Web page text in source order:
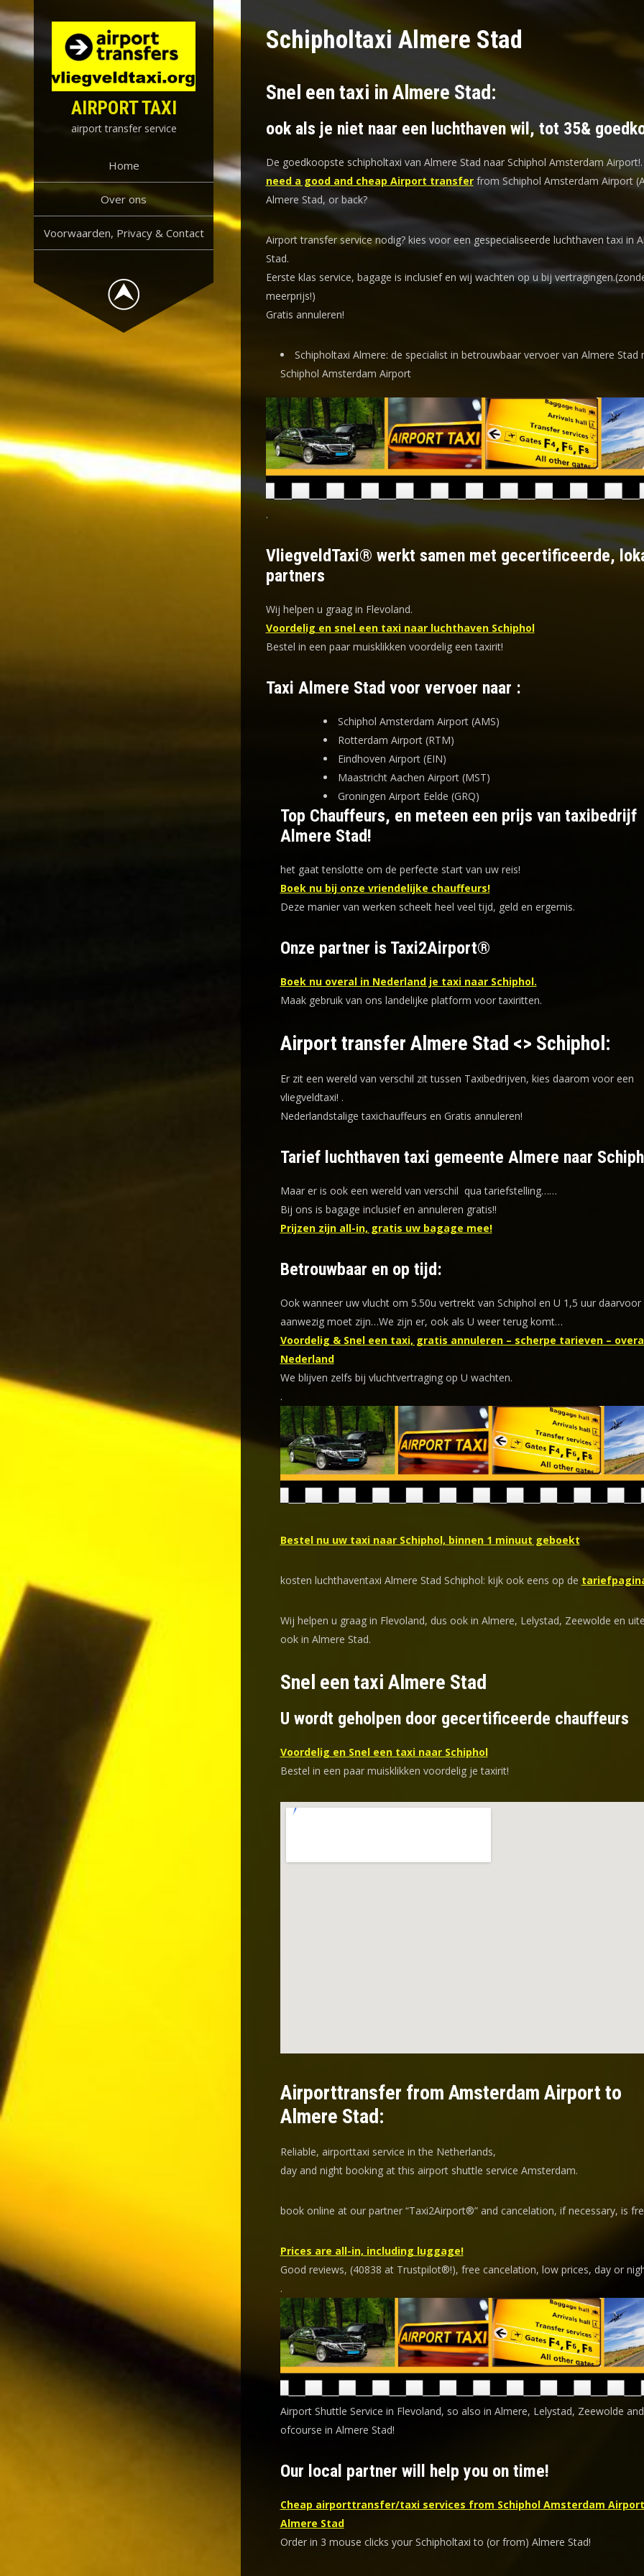
Skip
to
content
AIRPORT TAXI
airport transfer service
Home
Over ons
Voorwaarden, Privacy & Contact
Schipholtaxi Almere Stad
Snel een taxi in Almere Stad:
ook als je niet naar een luchthaven wil, tot 35&
De goedkoopste schipholtaxi van Almere Stad naar Schiphol Amsterdam Airport!.
need a good and cheap Airport transferfrom Schiphol Amsterdam Airport
Almere Stad, or back?
Airport transfer service nodig? kies voor een gespecialiseerde luchthaven taxi in
Stad.
Eerste klas service, bagage is inclusief en wij wachten op u bij
meerprijs!)
Gratis annuleren!
Schipholtaxi Almere: de specialist in betrouwbaar vervoer van Almere Stad
Schiphol Amsterdam Airport
.
VliegveldTaxi® werkt samen met gecertificeerde,
partners
Wij helpen u graag in Flevoland.
Voordelig en snel een taxi naar luchthaven Schiphol
Bestel in een paar muisklikken voordelig een taxirit!
Taxi Almere Stad voor vervoer naar :
Schiphol Amsterdam Airport (AMS)
Rotterdam Airport (RTM)
Eindhoven Airport (EIN)
Maastricht Aachen Airport (MST)
Groningen Airport Eelde (GRQ)
Top Chauffeurs, en meteen een prijs van taxibedrijf
Almere Stad!
het gaat tenslotte om de perfecte start van uw reis!
Boek nu bij onze vriendelijke chauffeurs!
Deze manier van werken scheelt heel veel tijd, geld en ergernis.
Onze partner is Taxi2Airport®
Boek nu overal in Nederland je taxi naar Schiphol.
Maak gebruik van ons landelijke platform voor taxiritten.
Airport transfer Almere Stad <> Schiphol:
Er zit een wereld van verschil zit tussen Taxibedrijven, kies daarom voor een
vliegveldtaxi! .
Nederlandstalige taxichauffeurs en Gratis annuleren!
Tarief luchthaven taxi gemeente Almere naar
Maar er is ook een wereld van verschil qua tariefstelling……
Bij ons is bagage inclusief en annuleren gratis!!
Prijzen zijn all-in, gratis uw bagage mee!
Betrouwbaar en op tijd:
Ook wanneer uw vlucht om 5.50u vertrekt van Schiphol en U 1,5 uur daarvoor
aanwezig moet zijn…We zijn er, ook als U weer terug komt…
Voordelig & Snel een taxi, gratis annuleren – scherpe tarieven –
Nederland
We blijven zelfs bij vluchtvertraging op U wachten.
.
Bestel nu uw taxi naar Schiphol, binnen 1 minuut geboekt
kosten luchthaventaxi Almere Stad Schiphol: kijk ook eens op de
Wij helpen u graag in Flevoland, dus ook in Almere, Lelystad, Zeewolde en
ook in Almere Stad.
Snel een taxi Almere Stad
U wordt geholpen door gecertificeerde chauffeurs
Voordelig en Snel een taxi naar Schiphol
Bestel in een paar muisklikken voordelig je taxirit!
Airporttransfer from Amsterdam Airport to
Almere Stad:
Reliable, airporttaxi service in the Netherlands,
day and night booking at this airport shuttle service Amsterdam.
book online at our partner “Taxi2Airport®” and cancelation, if necessary, is
Prices are all-in, including luggage!
Good reviews, (40838 at Trustpilot®!), free cancelation, low prices, day or
.
Airport Shuttle Service in Flevoland, so also in Almere, Lelystad, Zeewolde and
ofcourse in Almere Stad!
Our local partner will help you on time!
Cheap airporttransfer/taxi services from Schiphol Amsterdam
Almere Stad
Order in 3 mouse clicks your Schipholtaxi to (or from) Almere Stad!